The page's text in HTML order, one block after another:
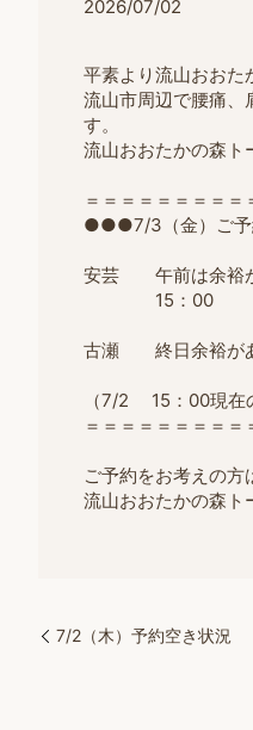
2026/07/02
平素より流山おおた
流山市周辺で腰痛、
す。
流山おおたかの森ト
＝＝＝＝＝＝＝＝＝
●●●7/3（金）ご
安芸 午前は余裕
15：00
古瀬 終日余裕が
（7/2 15：00現在
＝ ＝＝＝＝＝＝＝＝
ご予約をお考えの方
流山おおたかの森ト
7/2（木）予約空き状況